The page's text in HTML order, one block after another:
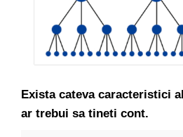
Exista cateva caracteristici
ar trebui sa tineti cont.